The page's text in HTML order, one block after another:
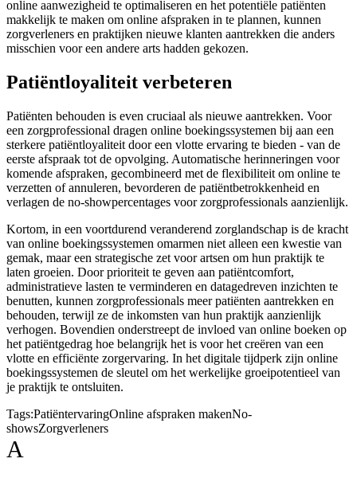
online aanwezigheid te optimaliseren en het potentiële patiënten
makkelijk te maken om online afspraken in te plannen, kunnen
zorgverleners en praktijken nieuwe klanten aantrekken die anders
misschien voor een andere arts hadden gekozen.
Patiëntloyaliteit verbeteren
Patiënten behouden is even cruciaal als nieuwe aantrekken. Voor
een zorgprofessional dragen online boekingssystemen bij aan een
sterkere patiëntloyaliteit door een vlotte ervaring te bieden - van de
eerste afspraak tot de opvolging. Automatische herinneringen voor
komende afspraken, gecombineerd met de flexibiliteit om online te
verzetten of annuleren, bevorderen de patiëntbetrokkenheid en
verlagen de no-showpercentages voor zorgprofessionals aanzienlijk.
Kortom, in een voortdurend veranderend zorglandschap is de kracht
van online boekingssystemen omarmen niet alleen een kwestie van
gemak, maar een strategische zet voor artsen om hun praktijk te
laten groeien. Door prioriteit te geven aan patiëntcomfort,
administratieve lasten te verminderen en datagedreven inzichten te
benutten, kunnen zorgprofessionals meer patiënten aantrekken en
behouden, terwijl ze de inkomsten van hun praktijk aanzienlijk
verhogen. Bovendien onderstreept de invloed van online boeken op
het patiëntgedrag hoe belangrijk het is voor het creëren van een
vlotte en efficiënte zorgervaring. In het digitale tijdperk zijn online
boekingssystemen de sleutel om het werkelijke groeipotentieel van
je praktijk te ontsluiten.
Tags:PatiëntervaringOnline afspraken makenNo-
showsZorgverleners
A